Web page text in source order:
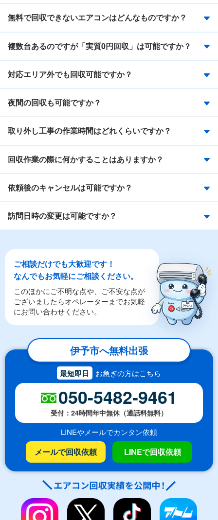
無料で回収できないエアコンはどんなものですか？
複数台あるのですが「実質0円回収」は可能ですか？
対応エリア外でも回収可能ですか？
夜間の回収も可能ですか？
取り外し工事の作業時間はどれくらいですか？
回収作業の際に何かすることはありますか？
依頼後のキャンセルは可能ですか？
訪問日時の変更は可能ですか？
ご相談だけでも大歓迎です！
なんでもお気軽にご相談ください。
このほかにご不明な点や、ご不安な点が
ございましたらオペレーターまでお気軽
にお問い合わせください。
伊予市へ無料出張
最短即日 お急ぎの方はこちら
050-5482-9461
受付：24時間年中無休（通話料無料）
LINEやメールでカンタン依頼
メールで回収依頼 LINEで回収依頼